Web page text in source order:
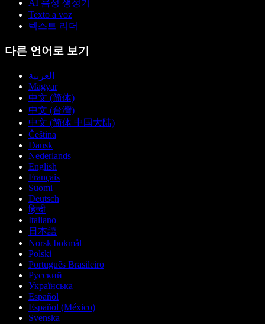
AI 음성 생성기
Texto a voz
텍스트 리더
다른 언어로 보기
العربية
Magyar
中文 (简体)
中文 (台灣)
中文 (简体 中国大陆)
Čeština
Dansk
Nederlands
English
Français
Suomi
Deutsch
हिन्दी
Italiano
日本語
Norsk bokmål
Polski
Português Brasileiro
Русский
Українська
Español
Español (México)
Svenska